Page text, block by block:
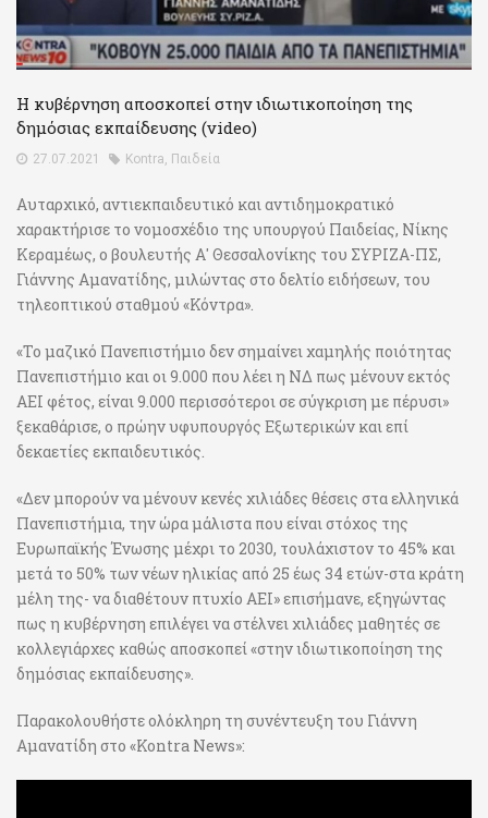
Η κυβέρνηση αποσκοπεί στην ιδιωτικοποίηση της
δημόσιας εκπαίδευσης (video)
27.07.2021 Kontra, Παιδεία
Αυταρχικό, αντιεκπαιδευτικό και αντιδημοκρατικό
χαρακτήρισε το νομοσχέδιο της υπουργού Παιδείας, Νίκης
Κεραμέως, ο βουλευτής Α' Θεσσαλονίκης του ΣΥΡΙΖΑ-ΠΣ,
Γιάννης Αμανατίδης, μιλώντας στο δελτίο ειδήσεων, του
τηλεοπτικού σταθμού «Κόντρα».
«Το μαζικό Πανεπιστήμιο δεν σημαίνει χαμηλής ποιότητας
Πανεπιστήμιο και οι 9.000 που λέει η ΝΔ πως μένουν εκτός
ΑΕΙ φέτος, είναι 9.000 περισσότεροι σε σύγκριση με πέρυσι»
ξεκαθάρισε, ο πρώην υφυπουργός Εξωτερικών και επί
δεκαετίες εκπαιδευτικός.
«Δεν μπορούν να μένουν κενές χιλιάδες θέσεις στα ελληνικά
Πανεπιστήμια, την ώρα μάλιστα που είναι στόχος της
Ευρωπαϊκής Ένωσης μέχρι το 2030, τουλάχιστον το 45% και
μετά το 50% των νέων ηλικίας από 25 έως 34 ετών-στα κράτη
μέλη της- να διαθέτουν πτυχίο ΑΕΙ» επισήμανε, εξηγώντας
πως η κυβέρνηση επιλέγει να στέλνει χιλιάδες μαθητές σε
κολλεγιάρχες καθώς αποσκοπεί «στην ιδιωτικοποίηση της
δημόσιας εκπαίδευσης».
Παρακολουθήστε ολόκληρη τη συνέντευξη του Γιάννη
Αμανατίδη στο «Kontra News»: